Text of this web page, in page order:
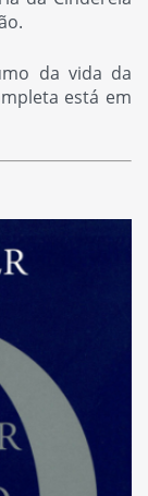
da vida da
está em